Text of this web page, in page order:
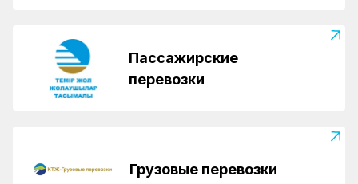
Пассажирские
перевозки
Грузовые перевозки